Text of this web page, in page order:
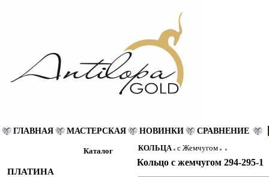
ГЛАВНАЯ МАСТЕРСКАЯ НОВИНКИ СРАВНЕНИЕ
Каталог
ПЛАТИНА
КОЛЬЦА с Жемчугом
Кольцо с жемчугом 294-295-1